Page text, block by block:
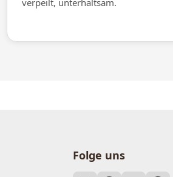
verpeilt, unterhaltsam.
Folge uns